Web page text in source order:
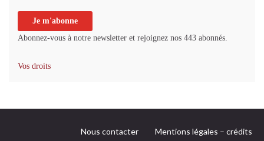
Abonnez-vous à notre newsletter et rejoignez nos 443 abonnés.
Vos droits
Nous contacter Mentions légales – crédits